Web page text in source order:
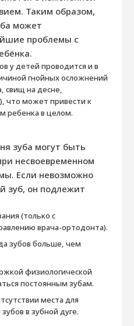
Таким образом,
может
проблемы с
у детей проводится и в
гнойных осложнений
свищ на десне,
что может привести к
ребенка в целом.
зуба могут быть
несвоевременном
Если невозможно
зуб, он подлежит
(только с
врача-ортодонта).
зубов больше, чем
физиологической
постоянным зубам.
места для
в зубной дуге.